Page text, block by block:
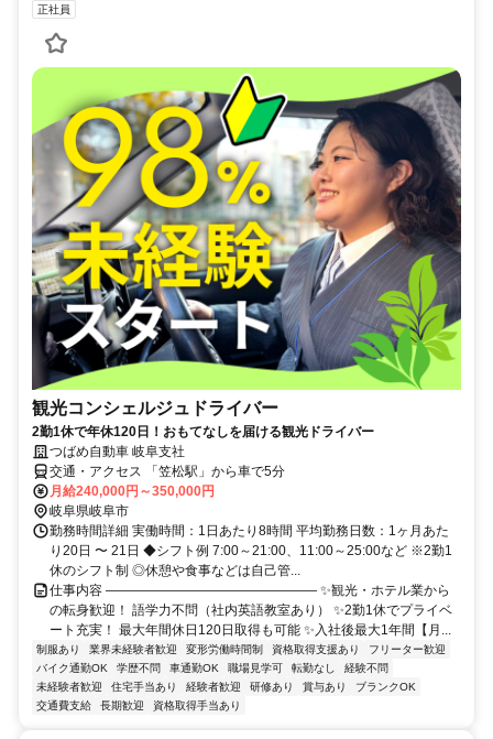
正社員
観光コンシェルジュドライバー
2勤1休で年休120日！おもてなしを届ける観光ドライバー
つばめ自動車 岐阜支社
交通・アクセス 「笠松駅」から車で5分
月給240,000円～350,000円
岐阜県岐阜市
勤務時間詳細 実働時間：1日あたり8時間 平均勤務日数：1ヶ月あた
り20日 〜 21日 ◆シフト例 7:00～21:00、11:00～25:00など ※2勤1
休のシフト制 ◎休憩や食事などは自己管...
仕事内容 ―――――――――――――――― ✨観光・ホテル業から
の転身歓迎！ 語学力不問（社内英語教室あり） ✨2勤1休でプライベ
ート充実！ 最大年間休日120日取得も可能 ✨入社後最大1年間【月...
制服あり 業界未経験者歓迎 変形労働時間制 資格取得支援あり
フリーター歓迎
バイク通勤OK
学歴不問 車通勤OK 職場見学可 転勤なし
経験不問
未経験者歓迎
住宅手当あり 経験者歓迎 研修あり 賞与あり
ブランクOK
交通費支給
長期歓迎 資格取得手当あり